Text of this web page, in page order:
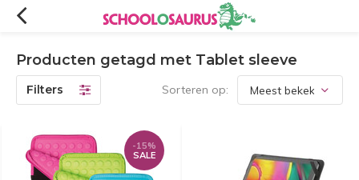
Producten getagd met Tablet sleeve
Filters Sorteren op:
-15%
SALE